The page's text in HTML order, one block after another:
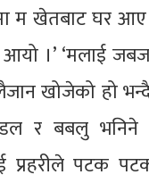
म खेतबाट घर आए
आयो ।’ ‘मलाई
खोजेको हो भन्दै
र बबलु भनिने
प्रहरीले पटक